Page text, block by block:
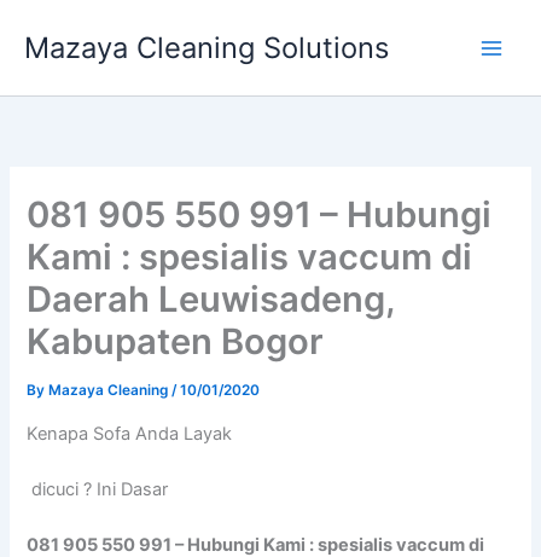
Mazaya Cleaning Solutions
081 905 550 991 – Hubungi
Kami : spesialis vaccum di
Daerah Leuwisadeng,
Kabupaten Bogor
By Mazaya Cleaning/10/01/2020
Kenapa Sofa Andа Layak
dicuci ? Ini Dasar
081 905 550 991 – Hubungi Kami : spesialis vaccum di